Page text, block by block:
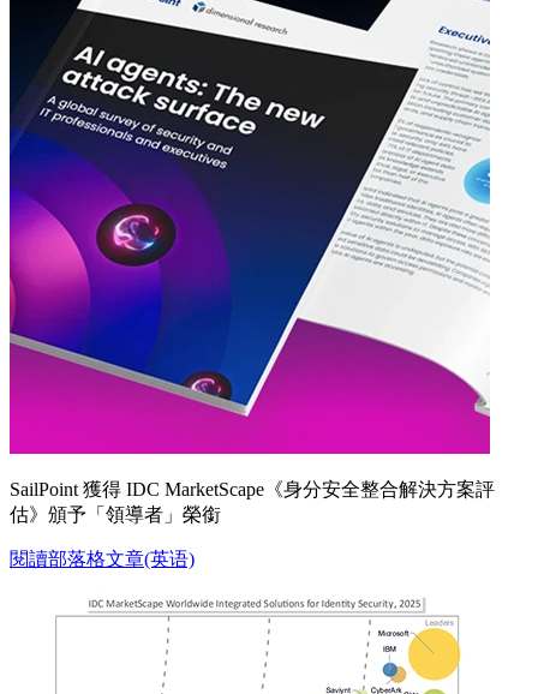
SailPoint 獲得 IDC MarketScape《身分安全整合解決方案評
估》頒予「領導者」榮銜
閱讀部落格文章(英语)